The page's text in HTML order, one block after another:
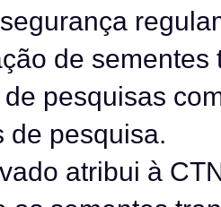
de
pesquisas
de pesquisa.
atribui à